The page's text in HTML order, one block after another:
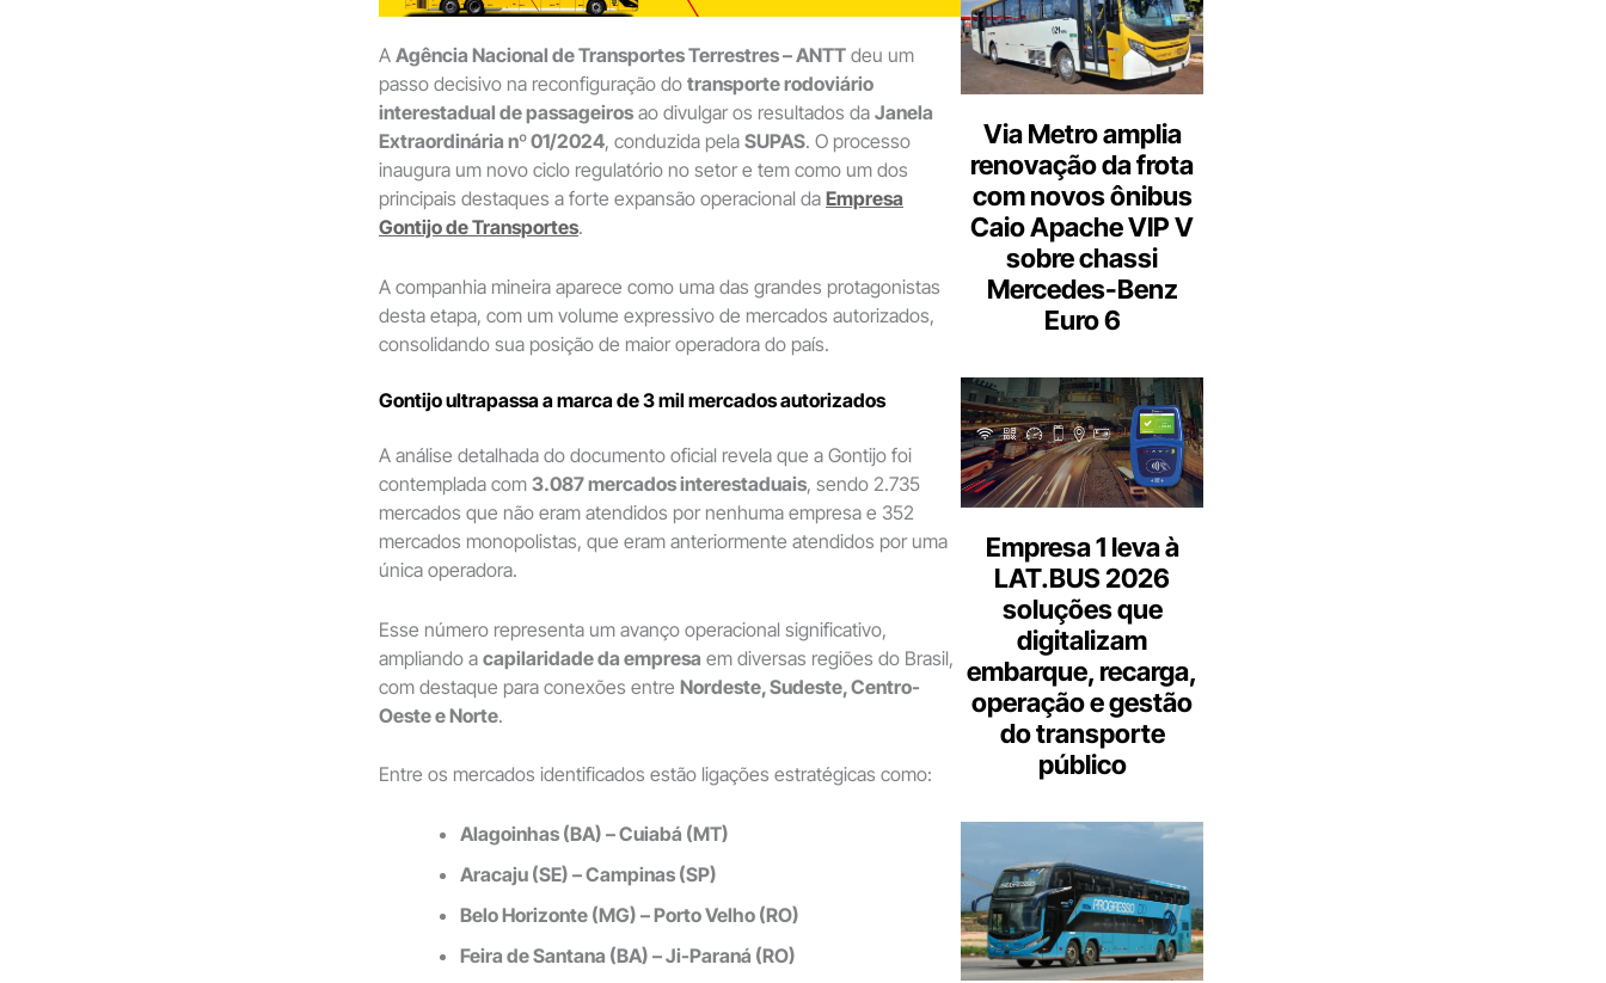
A Agência Nacional de Transportes Terrestres – ANTT deu um
passo decisivo na reconfiguração do transporte rodoviário
interestadual de passageiros ao divulgar os resultados da Janela
Extraordinária nº 01/2024, conduzida pela SUPAS. O processo
inaugura um novo ciclo regulatório no setor e tem como um dos
principais destaques a forte expansão operacional da Empresa
Gontijo de Transportes.
A companhia mineira aparece como uma das grandes protagonistas
desta etapa, com um volume expressivo de mercados autorizados,
consolidando sua posição de maior operadora do país.
Gontijo ultrapassa a marca de 3 mil mercados autorizados
A análise detalhada do documento oficial revela que a Gontijo foi
contemplada com 3.087 mercados interestaduais, sendo 2.735
mercados que não eram atendidos por nenhuma empresa e 352
mercados monopolistas, que eram anteriormente atendidos por uma
única operadora.
Esse número representa um avanço operacional significativo,
ampliando a capilaridade da empresa em diversas regiões do Brasil,
com destaque para conexões entre Nordeste, Sudeste, Centro-
Oeste e Norte.
Entre os mercados identificados estão ligações estratégicas como:
Alagoinhas (BA) – Cuiabá (MT)
Aracaju (SE) – Campinas (SP)
Belo Horizonte (MG) – Porto Velho (RO)
Feira de Santana (BA) – Ji-Paraná (RO)
Via Metro amplia
renovação da frota
com novos ônibus
Caio Apache VIP V
sobre chassi
Mercedes-Benz
Euro 6
Empresa 1 leva à
LAT.BUS 2026
soluções que
digitalizam
embarque, recarga,
operação e gestão
do transporte
público